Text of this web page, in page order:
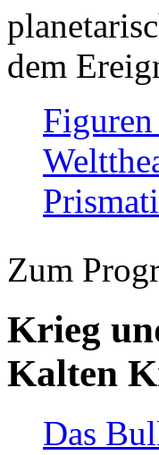
dem
Zum
Krieg
Kalten
Das